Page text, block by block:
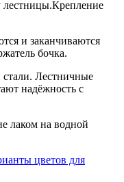
лестницы.Крепление
и заканчиваются
бочка.
Лестничные
надёжность с
лаком на водной
цветов для